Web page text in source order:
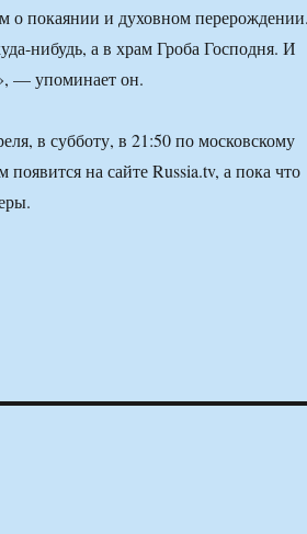
о покаянии и духовном
нибудь, а в храм Гроба Господня. И
— упоминает он.
в субботу, в 21:50 по московскому
на сайте Russia.tv, а пока что